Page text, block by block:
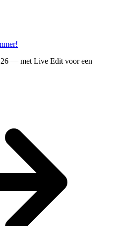
— met Live Edit voor een